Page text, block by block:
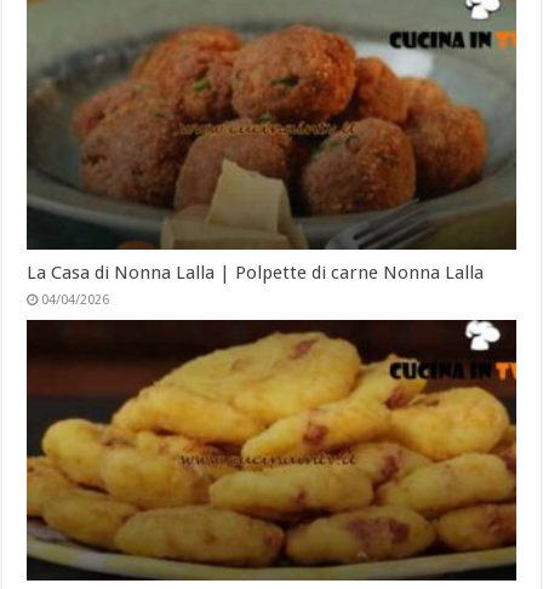
La Casa di Nonna Lalla | Polpette di carne Nonna Lalla
04/04/2026